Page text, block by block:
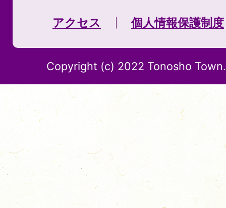
アクセス 個人情報保護制度
Copyright (c) 2022 Tonosho